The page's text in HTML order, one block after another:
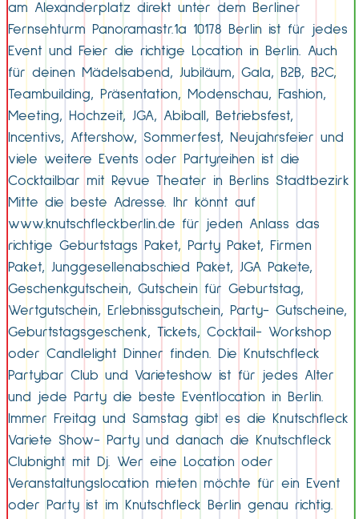
am Alexanderplatz direkt unter dem Berliner
Fernsehturm Panoramastr.1a 10178 Berlin ist für jedes
Event und Feier die richtige Location in Berlin. Auch
für deinen Mädelsabend, Jubiläum, Gala, B2B, B2C,
Teambuilding, Präsentation, Modenschau, Fashion,
Meeting, Hochzeit, JGA, Abiball, Betriebsfest,
Incentivs, Aftershow, Sommerfest, Neujahrsfeier und
viele weitere Events oder Partyreihen ist die
Cocktailbar mit Revue Theater in Berlins Stadtbezirk
Mitte die beste Adresse. Ihr könnt auf
www.knutschfleckberlin.de für jeden Anlass das
richtige Geburtstags Paket, Party Paket, Firmen
Paket, Junggesellenabschied Paket, JGA Pakete,
Geschenkgutschein, Gutschein für Geburtstag,
Wertgutschein, Erlebnissgutschein, Party- Gutscheine,
Geburtstagsgeschenk, Tickets, Cocktail- Workshop
oder Candlelight Dinner finden. Die Knutschfleck
Partybar Club und Varieteshow ist für jedes Alter
und jede Party die beste Eventlocation in Berlin.
Immer Freitag und Samstag gibt es die Knutschfleck
Variete Show- Party und danach die Knutschfleck
Clubnight mit Dj. Wer eine Location oder
Veranstaltungslocation mieten möchte für ein Event
oder Party ist im Knutschfleck Berlin genau richtig.